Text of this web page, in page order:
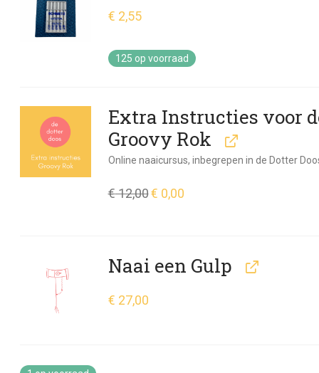
€ 2,55
125 op voorraad
Extra Instructies voor
Groovy Rok
Online naaicursus, inbegrepen in de Dotter
€12,00 Oorspronkelijke
prijs
€ 0,00Huidige
Naai een Gulp
€ 27,00